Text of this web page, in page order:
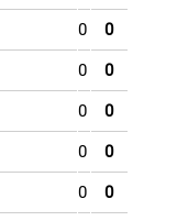
0 0
0 0
0 0
0 0
0 0